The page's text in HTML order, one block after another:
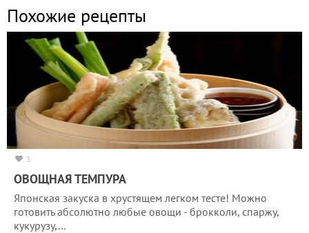
Похожие рецепты
3
ОВОЩНАЯ ТЕМПУРА
Японская закуска в хрустящем легком тесте! Можно
готовить абсолютно любые овощи - брокколи, спаржу,
кукурузу,…